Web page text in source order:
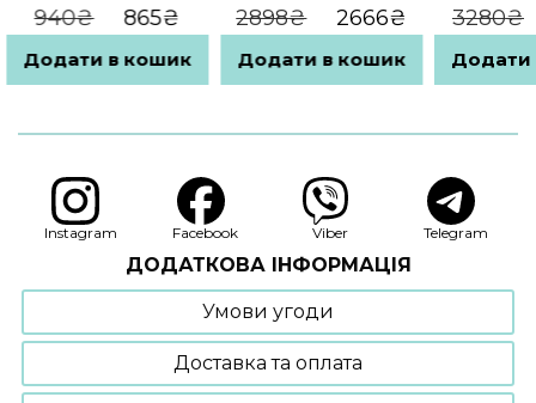
940₴
Оригінальна
ціна:
940₴.
865₴ Поточна
ціна:
865₴.
Додати в кошик
перламутром
2898₴
Оригінальна
ціна:
2898₴.
2666₴ Поточна
ціна:
2666₴.
Додати в кошик
3280₴
Додати
Instagram Facebook Viber Telegram
ДОДАТКОВА ІНФОРМАЦІЯ
Умови угоди
Доставка та оплата